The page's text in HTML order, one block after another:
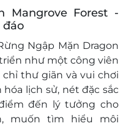
Mangrove Forest -
đáo
Ngập Mặn Dragon
như một công viên
chỉ thư giãn và vui chơi
lịch sử, nét đặc sắc
đến lý tưởng cho
muốn tìm hiểu môi